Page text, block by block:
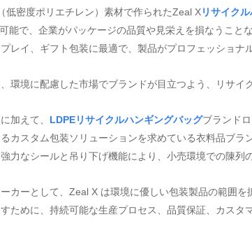
低密度ポリエチレン）素材で作られたZeal Xリサイク
能で、企業がパッケージの品質や見栄えを損なうこ
レイ、ギフト包装に最適で、製品がプロフェッショナ
、環境に配慮した市場でブランドが目立つよう、リサイ
加えて、 LDPEリサイクルハンギングバッグブランド
るカスタム包装ソリューションを求めている衣料品ブ
力なシールと吊り下げ機能により、小売環境での陳列
カーとして、Zeal X は環境に優しい包装製品の範囲を
ために、持続可能な生産プロセス、品質保証、カスタ